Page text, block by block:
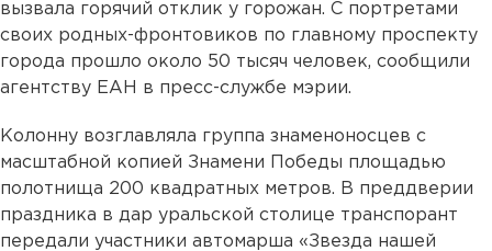
вызвала горячий отклик у горожан. С портретами
своих родных-фронтовиков по главному проспекту
города прошло около 50 тысяч человек, сообщили
агентству ЕАН в пресс-службе мэрии.
Колонну возглавляла группа знаменоносцев с
масштабной копией Знамени Победы площадью
полотнища 200 квадратных метров. В преддверии
праздника в дар уральской столице транспорант
передали участники автомарша «Звезда нашей